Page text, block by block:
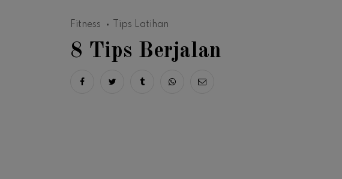
Fitness Tips Latihan
8 Tips Berjalan
Share on facebook
Share on twitter
Share on tumblr
Share via whatsapp
Share via email